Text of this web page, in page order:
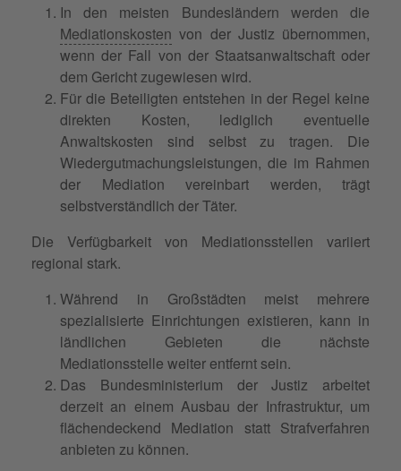
In den meisten Bundesländern werden die
Mediationskosten von der Justiz übernommen,
wenn der Fall von der Staatsanwaltschaft oder
dem Gericht zugewiesen wird.
Für die Beteiligten entstehen in der Regel keine
direkten Kosten, lediglich eventuelle
Anwaltskosten sind selbst zu tragen. Die
Wiedergutmachungsleistungen, die im Rahmen
der Mediation vereinbart werden, trägt
selbstverständlich der Täter.
Die Verfügbarkeit von Mediationsstellen variiert
regional stark.
Während in Großstädten meist mehrere
spezialisierte Einrichtungen existieren, kann in
ländlichen Gebieten die nächste
Mediationsstelle weiter entfernt sein.
Das Bundesministerium der Justiz arbeitet
derzeit an einem Ausbau der Infrastruktur, um
flächendeckend Mediation statt Strafverfahren
anbieten zu können.